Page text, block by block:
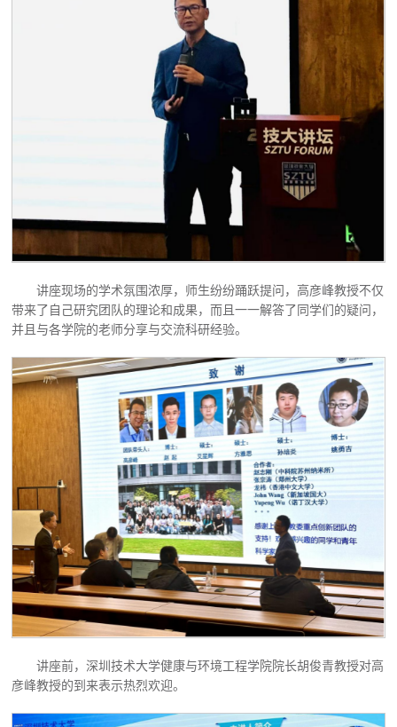
讲座现场的学术氛围浓厚，师生纷纷踊跃提问，高彦峰教授不仅
带来了自己研究团队的理论和成果，而且一一解答了同学们的疑问，
并且与各学院的老师分享与交流科研经验。
讲座前，深圳技术大学健康与环境工程学院院长胡俊青教授对高
彦峰教授的到来表示热烈欢迎。